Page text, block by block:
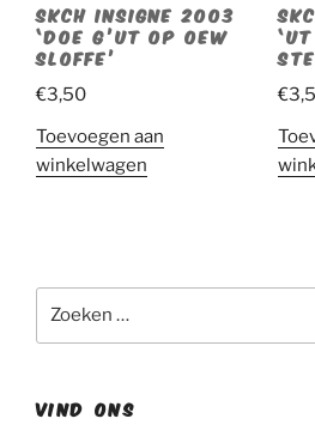
SKCH INSIGNE 2003
‘DOE G’UT OP OEW
SLOFFE’
€3,50
Toevoegen aan
winkelwagen
€
naar:
VIND ONS